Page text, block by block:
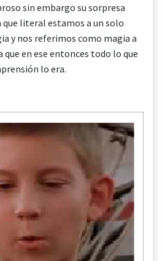
sin embargo su sorpresa
que literal estamos a un solo
y nos referimos como magia a
en ese entonces todo lo que
lo era.